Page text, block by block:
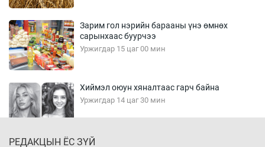
Зарим гол нэрийн барааны үнэ өмнөх
сарынхаас буурчээ
Уржигдар 15 цаг 00 мин
Хиймэл оюун хяналтаас гарч байна
Уржигдар 14 цаг 30 мин
РЕДАКЦЫН ЁС ЗҮЙ